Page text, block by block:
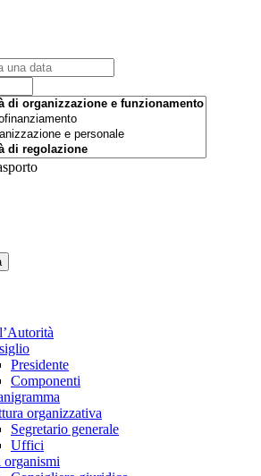
Presidente
Componenti
organizzativa
Segretario generale
Uffici